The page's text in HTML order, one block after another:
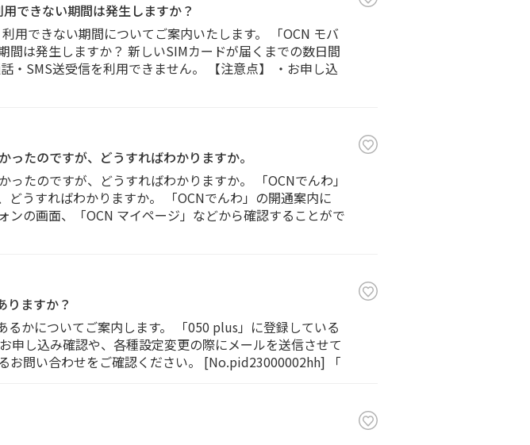
できない期間は発生しますか？
用できない期間についてご案内いたします。 「OCN モバ
は発生しますか？ 新しいSIMカードが届くまでの数日間
・SMS送受信を利用できません。 【注意点】 ・お申し込
ったのですが、どうすればわかりますか。
たのですが、どうすればわかりますか。 「OCNでんわ」
うすればわかりますか。 「OCNでんわ」の開通案内に
の画面、「OCN マイページ」などから確認することがで
りますか？
かについてご案内します。 「050 plus」に登録している
し込み確認や、各種設定変更の際にメールを送信させて
お問い合わせをご確認ください。 [No.pid23000002hh] 「